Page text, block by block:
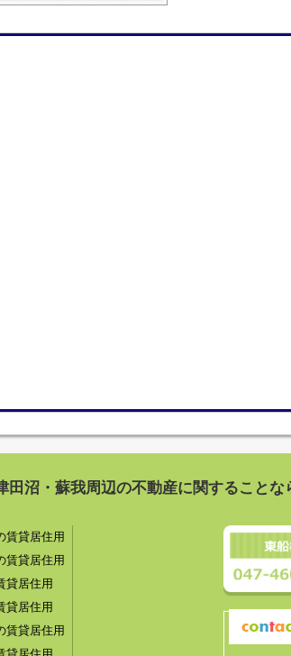
田沼・蘇我周辺の不動産に関することな
賃貸居住用
賃貸居住用
貸居住用
貸居住用
賃貸居住用